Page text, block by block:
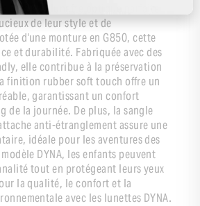
DYNA, la lunette optique parfaite
de leur style et de
d'une monture en G850, cette
et durabilité. Fabriquée avec des
elle contribue à la préservation
finition rubber soft touch offre un
garantissant un confort
de la journée. De plus, la sangle
anti-étranglement assure une
idéale pour les aventures des
DYNA, les enfants peuvent
tout en protégeant leurs yeux
la qualité, le confort et la
avec les lunettes DYNA.